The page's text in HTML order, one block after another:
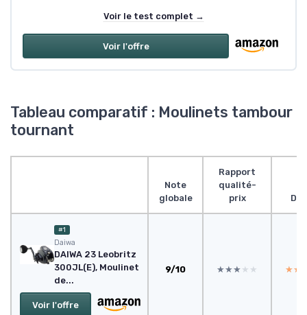
Voir le test complet →
Voir l'offre
Tableau comparatif : Moulinets tambour
tournant
Note
globale
Rapport
qualité-
prix
#1
Daiwa
DAIWA 23 Leobritz
300JL(E), Moulinet
de...
Voir l'offre
9/10 ★★★★★
★★★★★